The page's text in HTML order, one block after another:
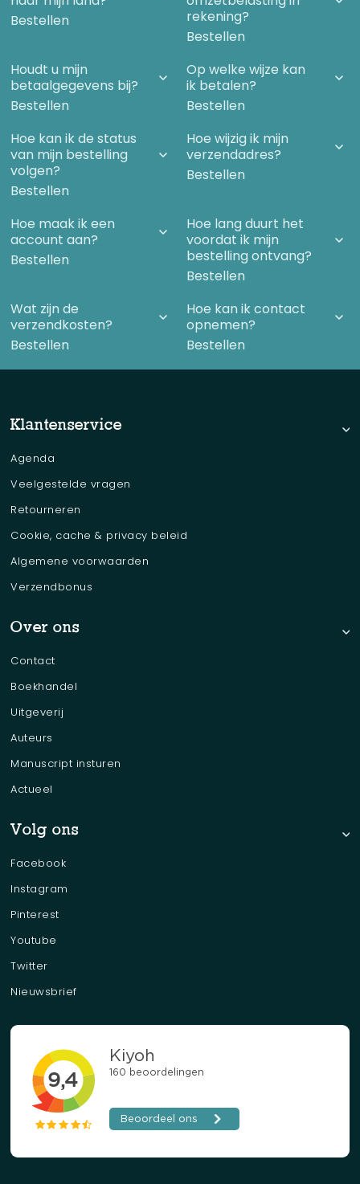
Bestellen
rekening?
Bestellen
Houdt u mijn
betaalgegevens bij?
Bestellen
Op welke wijze kan
ik betalen?
Bestellen
Hoe kan ik de status
van mijn bestelling
volgen?
Bestellen
Hoe wijzig ik mijn
verzendadres?
Bestellen
Hoe maak ik een
account aan?
Bestellen
Hoe lang duurt het
voordat ik mijn
bestelling ontvang?
Bestellen
Wat zijn de
verzendkosten?
Bestellen
Hoe kan ik contact
opnemen?
Bestellen
Klantenservice
Agenda
Veelgestelde vragen
Retourneren
Cookie, cache & privacy beleid
Algemene voorwaarden
Verzendbonus
Over ons
Contact
Boekhandel
Uitgeverij
Auteurs
Manuscript insturen
Actueel
Volg ons
Facebook
Instagram
Pinterest
Youtube
Twitter
Nieuwsbrief